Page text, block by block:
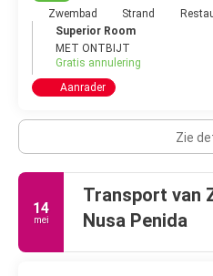
Zwembad
Strand
Superior Room
MET ONTBIJT
Gratis annulering
Aanrader
Zie
14
mei
Transport van
Nusa Penida